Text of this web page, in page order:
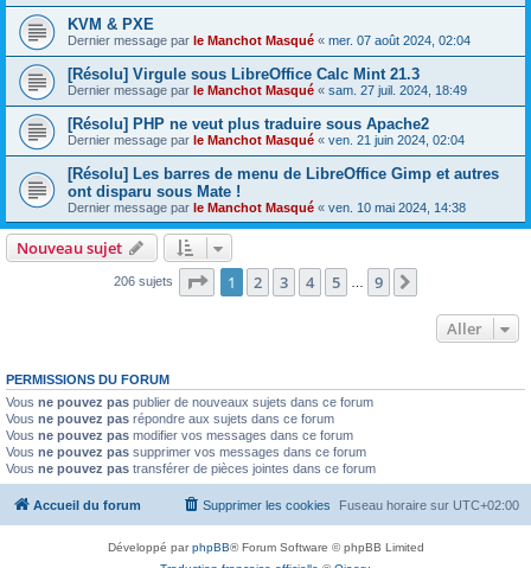
KVM & PXE
Dernier message par le Manchot Masqué « mer. 07 août 2024, 02:04
[Résolu] Virgule sous LibreOffice Calc Mint 21.3
Dernier message par le Manchot Masqué « sam. 27 juil. 2024, 18:49
[Résolu] PHP ne veut plus traduire sous Apache2
Dernier message par le Manchot Masqué « ven. 21 juin 2024, 02:04
[Résolu] Les barres de menu de LibreOffice Gimp et autres
ont disparu sous Mate !
Dernier message par le Manchot Masqué « ven. 10 mai 2024, 14:38
Nouveau sujet
206 sujets Page 1sur9
1 2 3 4 5 9
Aller
PERMISSIONS DU FORUM
Vous ne pouvez pas publier de nouveaux sujets dans ce forum
Vous ne pouvez pas répondre aux sujets dans ce forum
Vous ne pouvez pas modifier vos messages dans ce forum
Vous ne pouvez pas supprimer vos messages dans ce forum
Vous ne pouvez pas transférer de pièces jointes dans ce forum
Accueil du forum Fuseau horaire sur UTC+02:00
Supprimer les cookies
Développé parphpBB® Forum Software © phpBB Limited